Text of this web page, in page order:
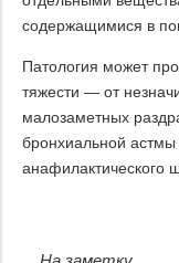
содержащимися в
Патология может
тяжести — от
малозаметных
бронхиальной
анафилактического